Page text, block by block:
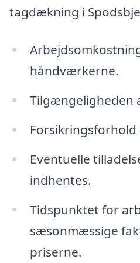
tagdækning i
håndværkerne.
Tilgængeligheden
Forsikringsforhold
Eventuelle
indhentes.
Tidspunktet for
sæsonmæssige
priserne.